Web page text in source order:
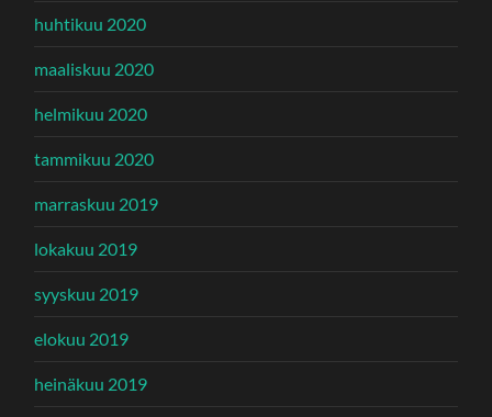
huhtikuu 2020
maaliskuu 2020
helmikuu 2020
tammikuu 2020
marraskuu 2019
lokakuu 2019
syyskuu 2019
elokuu 2019
heinäkuu 2019